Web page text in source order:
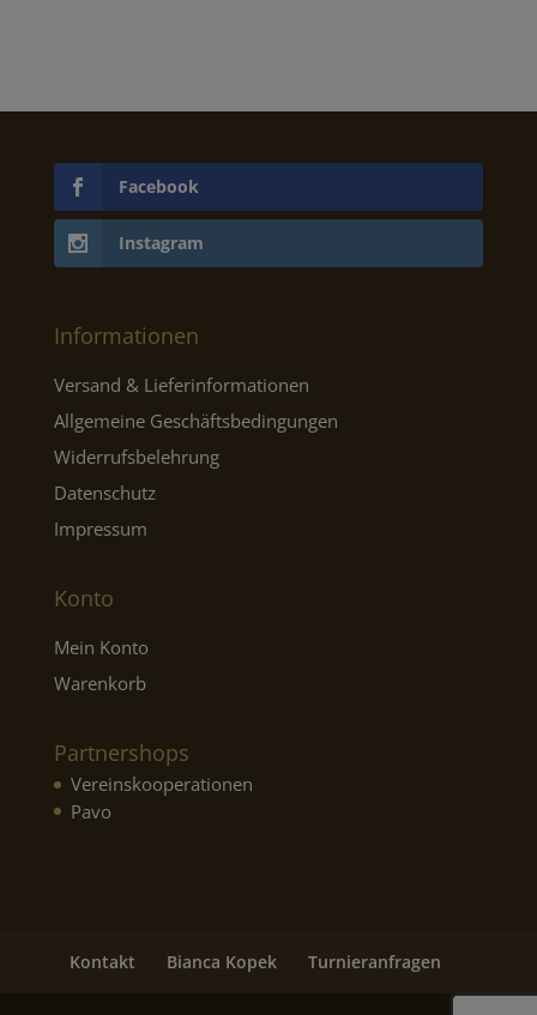
Facebook
Instagram
Informationen
Versand & Lieferinformationen
Allgemeine Geschäftsbedingungen
Widerrufsbelehrung
Datenschutz
Impressum
Konto
Mein Konto
Warenkorb
Partnershops
Vereinskooperationen
Pavo
Kontakt Bianca Kopek Turnieranfragen